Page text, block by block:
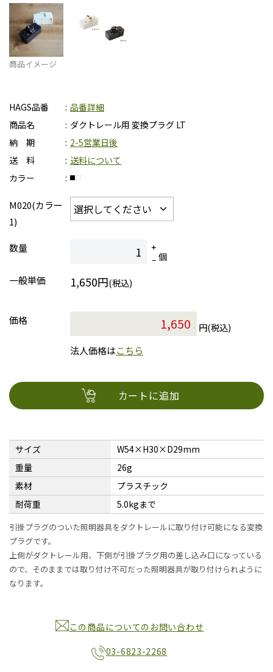
商品イメージ
HAGS品番
品番詳細
商品名
ダクトレール用 変換プラグ LT
納 期
2-5営業日後
送 料
送料について
カラー
M020(カラー
1)
数量
個
一般単価
1,650円(税込)
価格
円(税込)
法人価格はこちら
カートに追加
サイズ
W54×H30×D29mm
重量
26g
素材
プラスチック
耐荷重
5.0kgまで
引掛プラグのついた照明器具をダクトレールに取り付け可能になる変換
プラグです。
上側がダクトレール用、下側が引掛プラグ用の差し込み口になっている
ので、そのままでは取り付け不可だった照明器具が取り付けられように
なります。
この商品についてのお問い合わせ
03-6823-2268